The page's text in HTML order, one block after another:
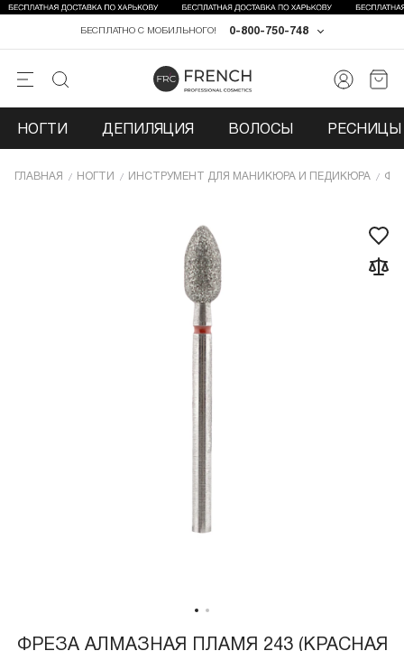
0-800-750-748
БЕСПЛАТНО С МОБИЛЬНОГО!
НОГТИ ДЕПИЛЯЦИЯ ВОЛОСЫ РЕСНИЦЫ
ГЛАВНАЯ НОГТИ ИНCТРУМЕНТ ДЛЯ МАНИКЮРА И ПЕДИКЮРА
ФРЕЗА АЛМАЗНАЯ ПЛАМЯ 243 (КРАСНАЯ